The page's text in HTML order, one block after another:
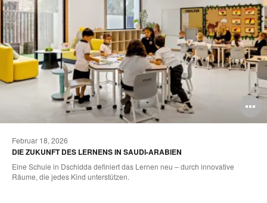
Februar 18, 2026
DIE ZUKUNFT DES LERNENS IN SAUDI-ARABIEN
Eine Schule in Dschidda definiert das Lernen neu – durch innovative
Räume, die jedes Kind unterstützen.